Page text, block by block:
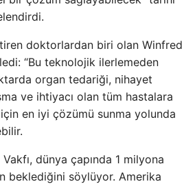
doktorlardan biri olan Winfred
“Bu teknolojik ilerlemeden
organ tedariği, nihayet
ve ihtiyacı olan tüm hastalara
en iyi çözümü sunma yolunda
dünya çapında 1 milyona
beklediğini söylüyor. Amerika